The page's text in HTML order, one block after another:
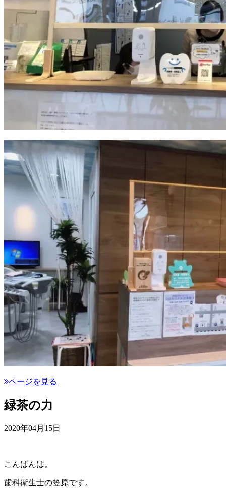
ページを見る
緑茶の力
2020年04月15日
こんばんは。
歯科衛生士の笠原です。